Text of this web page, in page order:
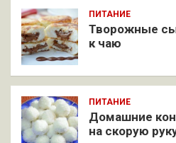
ПИТАНИЕ
Творожные
к чаю
ПИТАНИЕ
Домашние
на скорую